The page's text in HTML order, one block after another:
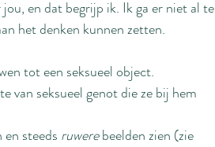
en dat begrijp ik. Ik ga er niet al te
het denken kunnen zetten.
tot een seksueel object.
van seksueel genot die ze bij hem
steeds ruwere beelden zien (zie